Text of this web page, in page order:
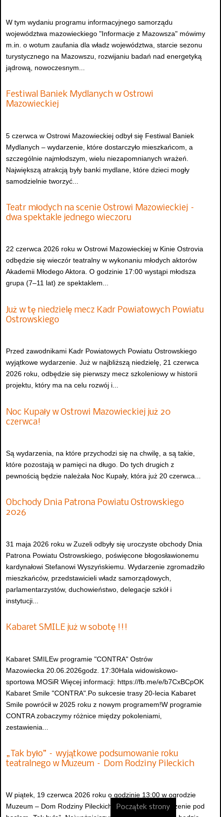
W tym wydaniu programu informacyjnego samorządu
województwa mazowieckiego "Informacje z Mazowsza" mówimy
m.in. o wotum zaufania dla władz województwa, starcie sezonu
turystycznego na Mazowszu, rozwijaniu badań nad energetyką
jądrową, nowoczesnym...
Festiwal Baniek Mydlanych w Ostrowi
Mazowieckiej
5 czerwca w Ostrowi Mazowieckiej odbył się Festiwal Baniek
Mydlanych – wydarzenie, które dostarczyło mieszkańcom, a
szczególnie najmłodszym, wielu niezapomnianych wrażeń.
Największą atrakcją były banki mydlane, które dzieci mogły
samodzielnie tworzyć...
Teatr młodych na scenie Ostrowi Mazowieckiej –
dwa spektakle jednego wieczoru
22 czerwca 2026 roku w Ostrowi Mazowieckiej w Kinie Ostrovia
odbędzie się wieczór teatralny w wykonaniu młodych aktorów
Akademii Młodego Aktora. O godzinie 17:00 wystąpi młodsza
grupa (7–11 lat) ze spektaklem...
Już w tę niedzielę mecz Kadr Powiatowych Powiatu
Ostrowskiego
Przed zawodnikami Kadr Powiatowych Powiatu Ostrowskiego
wyjątkowe wydarzenie. Już w najbliższą niedzielę, 21 czerwca
2026 roku, odbędzie się pierwszy mecz szkoleniowy w historii
projektu, który ma na celu rozwój i...
Noc Kupały w Ostrowi Mazowieckiej już 20
czerwca!
Są wydarzenia, na które przychodzi się na chwilę, a są takie,
które pozostają w pamięci na długo. Do tych drugich z
pewnością będzie należała Noc Kupały, która już 20 czerwca...
Obchody Dnia Patrona Powiatu Ostrowskiego
2026
31 maja 2026 roku w Zuzeli odbyły się uroczyste obchody Dnia
Patrona Powiatu Ostrowskiego, poświęcone błogosławionemu
kardynałowi Stefanowi Wyszyńskiemu. Wydarzenie zgromadziło
mieszkańców, przedstawicieli władz samorządowych,
parlamentarzystów, duchowieństwo, delegacje szkół i
instytucji...
Kabaret SMILE już w sobotę !!!
Kabaret SMILEw programie "CONTRA" Ostrów
Mazowiecka 20.06.2026godz. 17:30Hala widowiskowo-
sportowa MOSiR Więcej informacji: https://fb.me/e/b7CxBCpOK
Kabaret Smile "CONTRA".Po sukcesie trasy 20-lecia Kabaret
Smile powrócił w 2025 roku z nowym programem!W programie
CONTRA zobaczymy różnice między pokoleniami,
zestawienia...
„Tak było” – wyjątkowe podsumowanie roku
teatralnego w Muzeum – Dom Rodziny Pileckich
W piątek, 19 czerwca 2026 roku o godzinie 13:00 w ogrodzie
Muzeum – Dom Rodziny Pileckich odbędzie się wydarzenie pod
Początek strony